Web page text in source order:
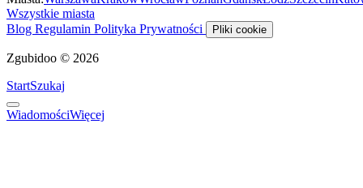
Wszystkie miasta
Blog Regulamin Polityka Prywatności Pliki cookie
Zgubidoo © 2026
StartSzukaj
WiadomościWięcej